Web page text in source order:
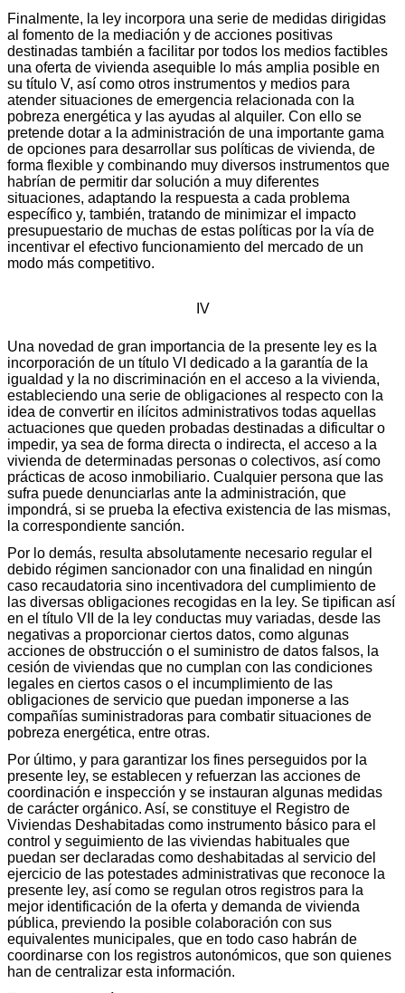
Finalmente, la ley incorpora una serie de medidas dirigidas
al fomento de la mediación y de acciones positivas
destinadas también a facilitar por todos los medios factibles
una oferta de vivienda asequible lo más amplia posible en
su título V, así como otros instrumentos y medios para
atender situaciones de emergencia relacionada con la
pobreza energética y las ayudas al alquiler. Con ello se
pretende dotar a la administración de una importante gama
de opciones para desarrollar sus políticas de vivienda, de
forma flexible y combinando muy diversos instrumentos que
habrían de permitir dar solución a muy diferentes
situaciones, adaptando la respuesta a cada problema
específico y, también, tratando de minimizar el impacto
presupuestario de muchas de estas políticas por la vía de
incentivar el efectivo funcionamiento del mercado de un
modo más competitivo.
IV
Una novedad de gran importancia de la presente ley es la
incorporación de un título VI dedicado a la garantía de la
igualdad y la no discriminación en el acceso a la vivienda,
estableciendo una serie de obligaciones al respecto con la
idea de convertir en ilícitos administrativos todas aquellas
actuaciones que queden probadas destinadas a dificultar o
impedir, ya sea de forma directa o indirecta, el acceso a la
vivienda de determinadas personas o colectivos, así como
prácticas de acoso inmobiliario. Cualquier persona que las
sufra puede denunciarlas ante la administración, que
impondrá, si se prueba la efectiva existencia de las mismas,
la correspondiente sanción.
Por lo demás, resulta absolutamente necesario regular el
debido régimen sancionador con una finalidad en ningún
caso recaudatoria sino incentivadora del cumplimiento de
las diversas obligaciones recogidas en la ley. Se tipifican así
en el título VII de la ley conductas muy variadas, desde las
negativas a proporcionar ciertos datos, como algunas
acciones de obstrucción o el suministro de datos falsos, la
cesión de viviendas que no cumplan con las condiciones
legales en ciertos casos o el incumplimiento de las
obligaciones de servicio que puedan imponerse a las
compañías suministradoras para combatir situaciones de
pobreza energética, entre otras.
Por último, y para garantizar los fines perseguidos por la
presente ley, se establecen y refuerzan las acciones de
coordinación e inspección y se instauran algunas medidas
de carácter orgánico. Así, se constituye el Registro de
Viviendas Deshabitadas como instrumento básico para el
control y seguimiento de las viviendas habituales que
puedan ser declaradas como deshabitadas al servicio del
ejercicio de las potestades administrativas que reconoce la
presente ley, así como se regulan otros registros para la
mejor identificación de la oferta y demanda de vivienda
pública, previendo la posible colaboración con sus
equivalentes municipales, que en todo caso habrán de
coordinarse con los registros autonómicos, que son quienes
han de centralizar esta información.